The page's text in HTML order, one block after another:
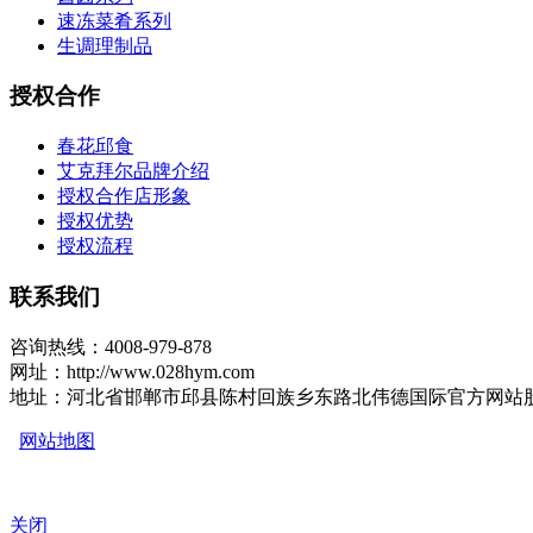
速冻菜肴系列
生调理制品
授权合作
春花邱食
艾克拜尔品牌介绍
授权合作店形象
授权优势
授权流程
联系我们
咨询热线：4008-979-878
网址：http://www.028hym.com
地址：河北省邯郸市邱县陈村回族乡东路北伟德国际官方网站
网站地图
关闭